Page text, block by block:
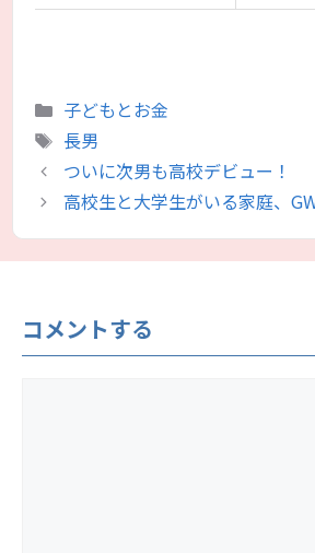
カ
テ
ゴ
リ
ー
子どもとお金
タ
グ
長男
ついに次男も高校デビュー！
高校生と大学生がいる家庭、
コメントする